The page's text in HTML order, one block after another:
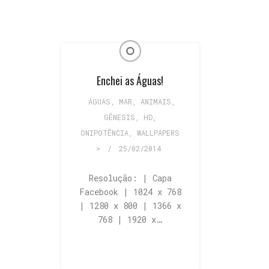
Enchei as Águas!
ÁGUAS, MAR ANIMAIS
GÊNESIS
HD,
ONIPOTÊNCIA ,WALLPAPERS
>
/ 25/02/2014
Resolução: | Capa
Facebook | 1024 x 768
| 1280 x 800 | 1366 x
768 | 1920 x…